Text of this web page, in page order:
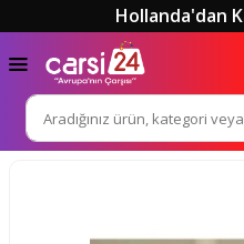
Hollanda'dan